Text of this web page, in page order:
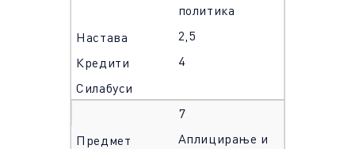
политика
2,5
4
7
Аплицирање и